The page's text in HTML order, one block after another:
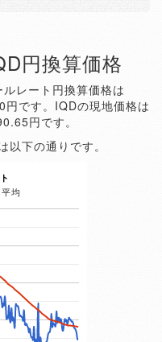
円換算価格
レート円換算価格は
です。IQDの現地価格は
円です。
下の通りです。
均